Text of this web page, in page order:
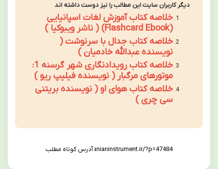
دیگر کاربران سایت این مطالب را نیز دوست داشته اند
خلاصه کتاب آموزش لغات اسپانیایی
(Flashcard Ebook) ( ناشر ویبوکیا )
خلاصه کتاب جدال با سرنوشت (
نویسنده عبدالله خادمیان )
خلاصه کتاب رویدادنگاری شهر گرسنه 1:
موتورهای مرگبار ( نویسنده فیلیپ ریو )
خلاصه کتاب هوای او ( نویسنده بریتنی
سی چری )
آدرس کوتاه مطلب